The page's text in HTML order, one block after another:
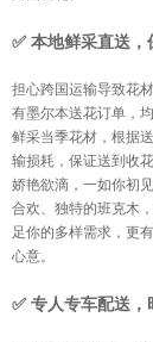
✅ 本地鲜采直送，
担心跨国运输导致花
有墨尔本送花订单，
鲜采当季花材，根据
输损耗，保证送到收
娇艳欲滴，一如你初
合欢、独特的班克木
足你的多样需求，更
心意。
✅ 专人专车配送，